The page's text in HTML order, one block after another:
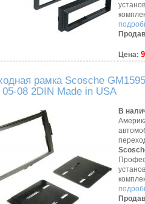
Цена:
рамка Scosche
05-08 2DIN Made in USA
В